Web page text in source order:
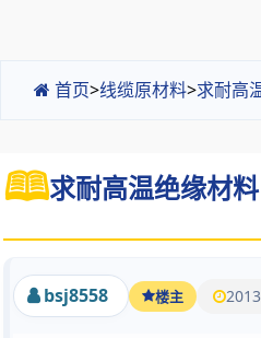
首页>线缆原材料>求耐高
求耐高温绝缘材
bsj8558 楼主